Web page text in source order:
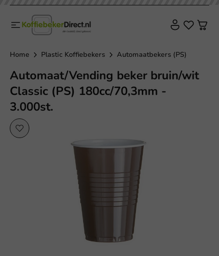
Home Plastic Koffiebekers Automaatbekers (PS)
Automaat/Vending beker bruin/wit
Classic (PS) 180cc/70,3mm -
3.000st.